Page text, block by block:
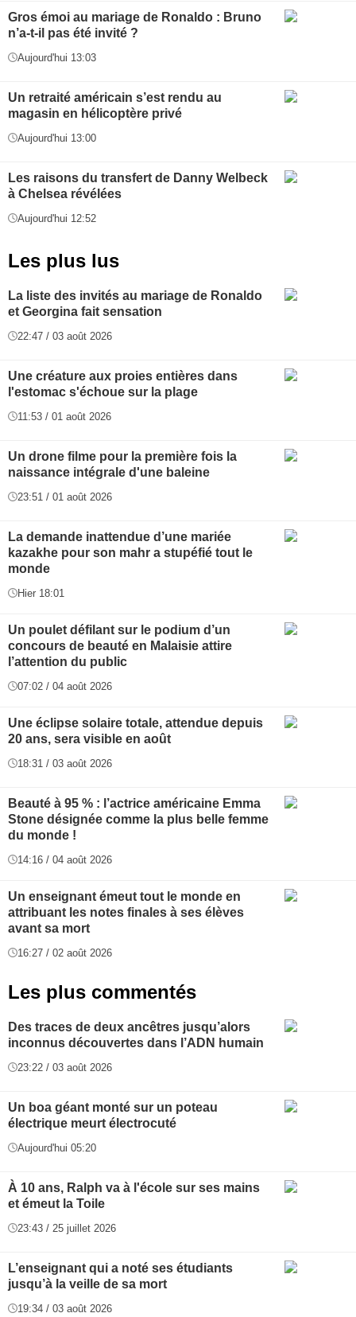
Gros émoi au mariage de Ronaldo : Bruno
n’a-t-il pas été invité ?
Aujourd'hui 13:03
Un retraité américain s’est rendu au
magasin en hélicoptère privé
Aujourd'hui 13:00
Les raisons du transfert de Danny Welbeck
à Chelsea révélées
Aujourd'hui 12:52
Les plus lus
La liste des invités au mariage de Ronaldo
et Georgina fait sensation
22:47 / 03 août 2026
Une créature aux proies entières dans
l'estomac s'échoue sur la plage
11:53 / 01 août 2026
Un drone filme pour la première fois la
naissance intégrale d'une baleine
23:51 / 01 août 2026
La demande inattendue d’une mariée
kazakhe pour son mahr a stupéfié tout le
monde
Hier 18:01
Un poulet défilant sur le podium d’un
concours de beauté en Malaisie attire
l’attention du public
07:02 / 04 août 2026
Une éclipse solaire totale, attendue depuis
20 ans, sera visible en août
18:31 / 03 août 2026
Beauté à 95 % : l’actrice américaine Emma
Stone désignée comme la plus belle femme
du monde !
14:16 / 04 août 2026
Un enseignant émeut tout le monde en
attribuant les notes finales à ses élèves
avant sa mort
16:27 / 02 août 2026
Les plus commentés
Des traces de deux ancêtres jusqu’alors
inconnus découvertes dans l’ADN humain
23:22 / 03 août 2026
Un boa géant monté sur un poteau
électrique meurt électrocuté
Aujourd'hui 05:20
À 10 ans, Ralph va à l'école sur ses mains
et émeut la Toile
23:43 / 25 juillet 2026
L’enseignant qui a noté ses étudiants
jusqu’à la veille de sa mort
19:34 / 03 août 2026